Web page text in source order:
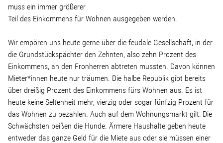
muss ein immer größerer
Teil des Einkommens für Wohnen ausgegeben werden.
Wir empören uns heute gerne über die feudale Gesellschaft, in der
die Grundstückspächter den Zehnten, also zehn Prozent des
Einkommens, an den Fronherren abtreten mussten. Davon können
Mieter*innen heute nur träumen. Die halbe Republik gibt bereits
über dreißig Prozent des Einkommens fürs Wohnen aus. Es ist
heute keine Seltenheit mehr, vierzig oder sogar fünfzig Prozent für
das Wohnen zu bezahlen. Auch auf dem Wohnungsmarkt gilt: Die
Schwächsten beißen die Hunde. Ärmere Haushalte geben heute
entweder das ganze Geld für die Miete aus oder sie müssen einer